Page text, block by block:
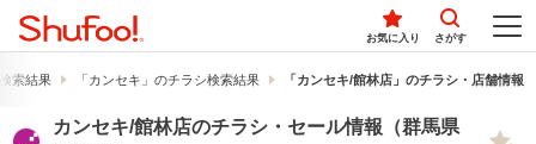
お気に入り さがす
索結果 「カンセキ」のチラシ検索結果 「カンセキ/館林店」のチラシ・店舗情報
カンセキ/館林店のチラシ・セール情報（群馬県